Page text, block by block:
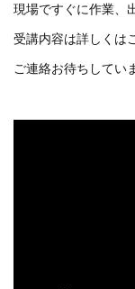
現場ですぐに作業、
受講内容は詳しくは
ご連絡お待ちしてい